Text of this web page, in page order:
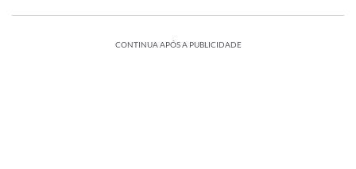
CONTINUA APÓS A PUBLICIDADE